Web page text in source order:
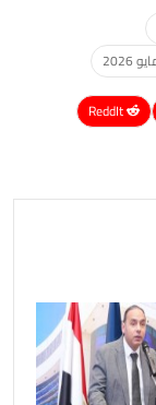
ReddIt